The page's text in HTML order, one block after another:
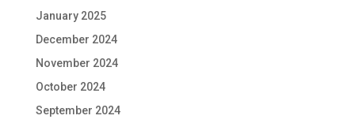
January 2025
December 2024
November 2024
October 2024
September 2024